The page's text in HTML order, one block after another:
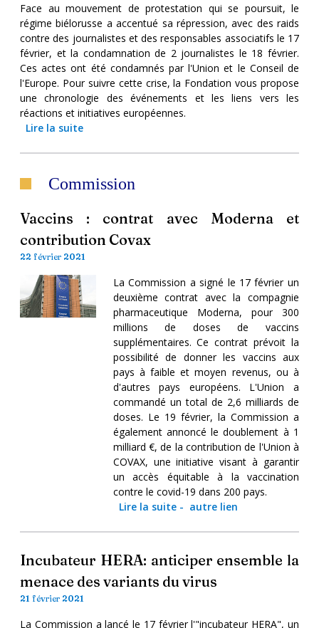
Face au mouvement de protestation qui se poursuit, le
régime biélorusse a accentué sa répression, avec des raids
contre des journalistes et des responsables associatifs le 17
février, et la condamnation de 2 journalistes le 18 février.
Ces actes ont été condamnés par l'Union et le Conseil de
l'Europe. Pour suivre cette crise, la Fondation vous propose
une chronologie des événements et les liens vers les
réactions et initiatives européennes.
Lire la suite
Commission
Vaccins : contrat avec Moderna et
contribution Covax
22 février 2021
La Commission a signé le 17 février un
deuxième contrat avec la compagnie
pharmaceutique Moderna, pour 300
millions de doses de vaccins
supplémentaires. Ce contrat prévoit la
possibilité de donner les vaccins aux
pays à faible et moyen revenus, ou à
d'autres pays européens. L'Union a
commandé un total de 2,6 milliards de
doses. Le 19 février, la Commission a
également annoncé le doublement à 1
milliard €, de la contribution de l'Union à
COVAX, une initiative visant à garantir
un accès équitable à la vaccination
contre le covid-19 dans 200 pays.
Lire la suite- autre lien
Incubateur HERA: anticiper ensemble la
menace des variants du virus
21 février 2021
La Commission a lancé le 17 février l'"incubateur HERA", un